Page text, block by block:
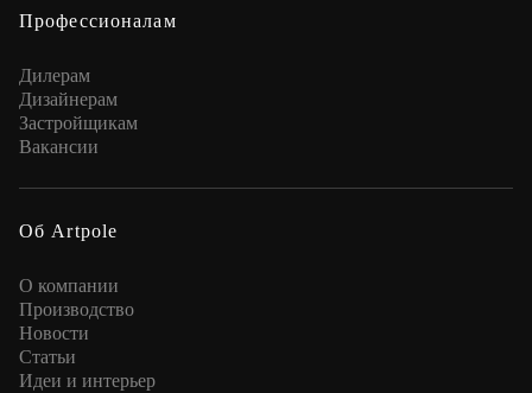
Профессионалам
Дилерам
Дизайнерам
Застройщикам
Вакансии
Об Artpole
О компании
Производство
Новости
Статьи
Идеи и интерьер